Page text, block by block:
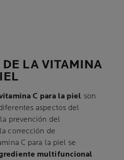
LA VITAMINA
C para la piel son
aspectos del
prevención del
corrección de
C para la piel se
multifuncional